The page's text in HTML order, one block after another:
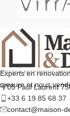
Experts en
mesure et nous
05 Paul Laurent
+33 6 19 85 68 37
contact@maison-